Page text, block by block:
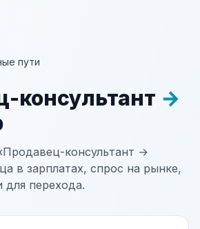
пути
консультант →
консультант →
в зарплатах, спрос на рынке,
перехода.